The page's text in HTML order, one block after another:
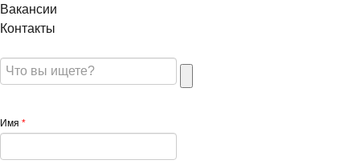
Вакансии
Контакты
Имя *